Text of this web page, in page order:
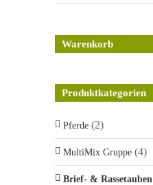
Warenkorb
Produktkategorien
Pferde (2)
MultiMix Gruppe (4)
Brief- & Rassetauben